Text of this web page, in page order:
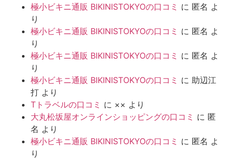
極小ビキニ通販 BIKINISTOKYOの口コミ に 匿名 よ
り
極小ビキニ通販 BIKINISTOKYOの口コミ に 匿名 よ
り
極小ビキニ通販 BIKINISTOKYOの口コミ に 匿名 よ
り
極小ビキニ通販 BIKINISTOKYOの口コミ に 助辺江
打 より
Tトラベルの口コミ に ×× より
大丸松坂屋オンラインショッピングの口コミ に 匿
名 より
極小ビキニ通販 BIKINISTOKYOの口コミ に 匿名 よ
り